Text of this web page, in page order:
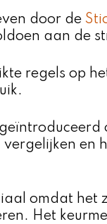
door de
aan de
regels op
en
omdat
Het